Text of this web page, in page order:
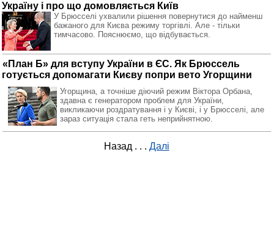
Україну і про що домовляється Київ
У Брюсселі ухвалили рішення повернутися до найменш
бажаного для Києва режиму торгівлі. Але - тільки
тимчасово. Пояснюємо, що відбувається.
«План Б» для вступу України в ЄС. Як Брюссель
готується допомагати Києву попри вето Угорщини
Угорщина, а точніше діючий режим Віктора Орбана,
здавна є генератором проблем для України,
викликаючи роздратування і у Києві, і у Брюсселі, але
зараз ситуація стала геть неприйнятною.
Назад . . . Далі